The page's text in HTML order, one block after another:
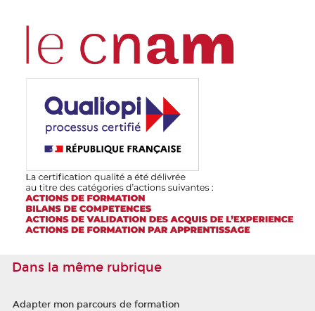
Dans la même rubrique
Adapter mon parcours de formation